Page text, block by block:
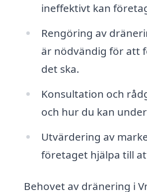
ineffektivt kan
Rengöring av
är nödvändig för att
det ska.
Konsultation och
och hur du kan
Utvärdering av
företaget hjälpa till
Behovet av dränering i